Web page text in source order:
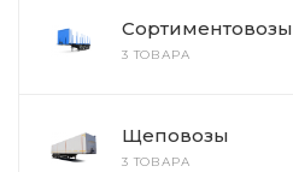
Сортиментовозы
3 ТОВАРА
Щеповозы
3 ТОВАРА